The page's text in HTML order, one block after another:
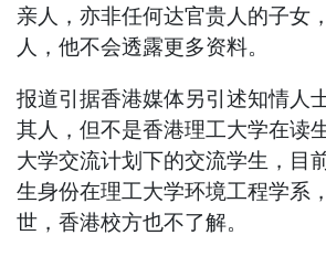
亲人，亦非任何达官贵人的子女
人，他不会透露更多资料。
报道引据香港媒体另引述知情人
其人，但不是香港理工大学在读
大学交流计划下的交流学生，目
生身份在理工大学环境工程学系
世，香港校方也不了解。